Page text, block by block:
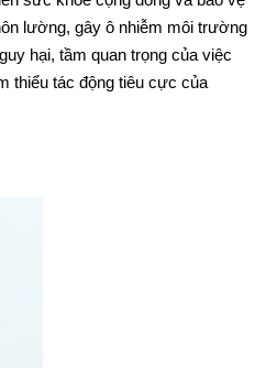
lường, gây ô nhiễm môi trường
hại, tầm quan trọng của việc
thiểu tác động tiêu cực của